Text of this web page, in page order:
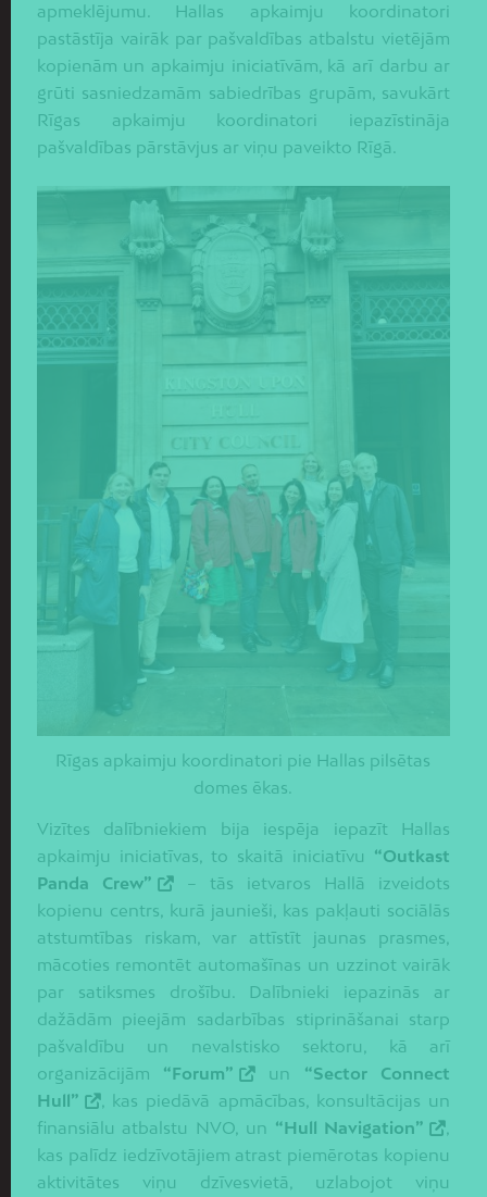
apmeklējumu. Hallas apkaimju koordinatori
pastāstīja vairāk par pašvaldības atbalstu vietējām
kopienām un apkaimju iniciatīvām, kā arī darbu ar
grūti sasniedzamām sabiedrības grupām, savukārt
Rīgas apkaimju koordinatori iepazīstināja
pašvaldības pārstāvjus ar viņu paveikto Rīgā.
Rīgas apkaimju koordinatori pie Hallas pilsētas
domes ēkas.
Vizītes dalībniekiem bija iespēja iepazīt Hallas
apkaimju iniciatīvas, to skaitā iniciatīvu “Outkast
Panda Crew”
– tās ietvaros Hallā izveidots
kopienu centrs, kurā jaunieši, kas pakļauti sociālās
atstumtības riskam, var attīstīt jaunas prasmes,
mācoties remontēt automašīnas un uzzinot vairāk
par satiksmes drošību. Dalībnieki iepazinās ar
dažādām pieejām sadarbības stiprināšanai starp
pašvaldību un nevalstisko sektoru, kā arī
organizācijām “Forum” un “Sector Connect
Hull”
, kas piedāvā apmācības, konsultācijas un
finansiālu atbalstu NVO, un “Hull Navigation”
kas palīdz iedzīvotājiem atrast piemērotas kopienu
aktivitātes viņu dzīvesvietā, uzlabojot viņu